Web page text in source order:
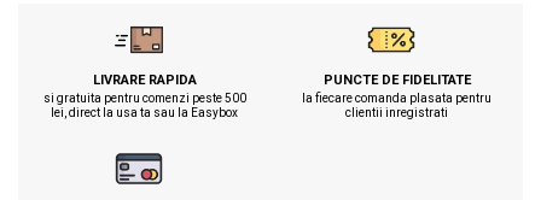
Pantaloni de lucru
Pantaloni de lucru in talie
Pentru sudura
Jachete pentru sudura
LIVRARE RAPIDA
si gratuita pentru comenzi peste 500
lei, direct la usa ta sau la Easybox
PUNCTE DE FIDELITATE
la fiecare comanda plasata pentru
clientii inregistrati